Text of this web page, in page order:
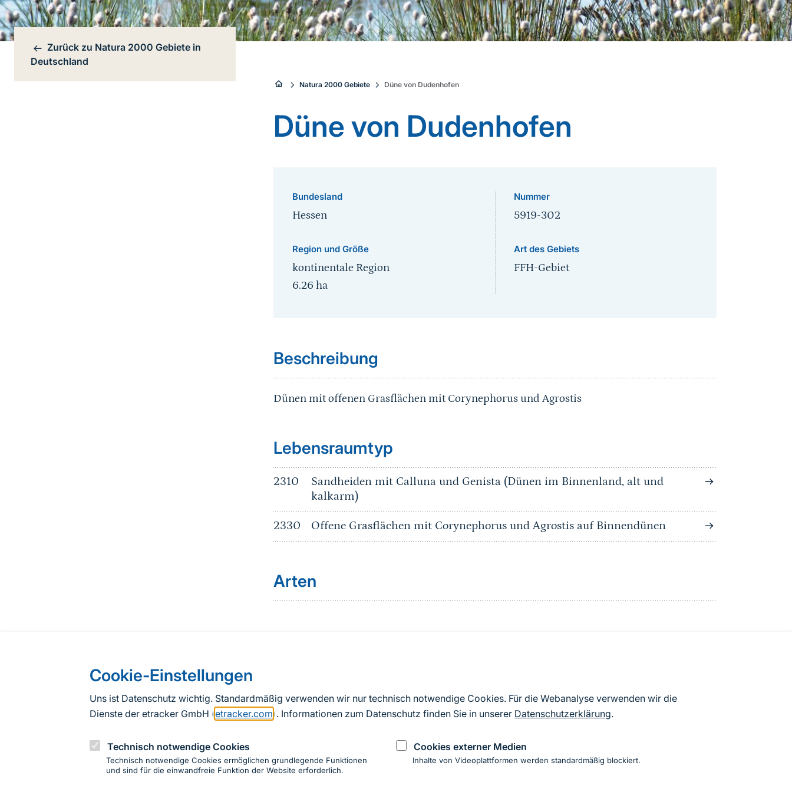
Cookie-Einstellungen
Uns ist Datenschutz wichtig. Standardmäßig verwenden wir nur technisch notwendige Cookies. Für die Webanalyse verwenden wir die
Dienste der etracker GmbH (etracker.com ). Informationen zum Datenschutz finden Sie in unserer Datenschutzerklärung.
Technisch notwendige Cookies
Technisch notwendige Cookies ermöglichen grundlegende Funktionen
und sind für die einwandfreie Funktion der Website erforderlich.
Cookies externer Medien
Inhalte von Videoplattformen werden standardmäßig blockiert.
Bereichsnavigation
Zurück zu Natura 2000 Gebiete in
Deutschland
Sie
sind
hier:
Natura 2000 Gebiete Düne von Dudenhofen
Düne von Dudenhofen
Bundesland
Hessen
Region und Größe
kontinentale Region
6.26 ha
Nummer
5919-302
Art des Gebiets
FFH-Gebiet
Beschreibung
Dünen mit offenen Grasflächen mit Corynephorus und Agrostis
Sprungmarke
Lebensraumtyp
2310
Sandheiden mit Calluna und Genista (Dünen im Binnenland, alt und
kalkarm)
2330 Offene Grasflächen mit Corynephorus und Agrostis auf Binnendünen
Arten
Nach Angaben der an die EU übermittelten Standarddatenbögen Deutschlands (Stand:
2019). Aus besonderen Schutzgründen enthalten die zur Veröffentlichung freigegebenen